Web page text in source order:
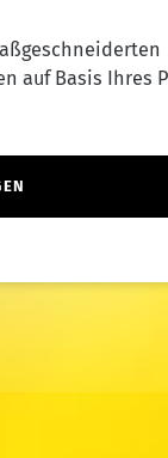
auf Basis Ihres